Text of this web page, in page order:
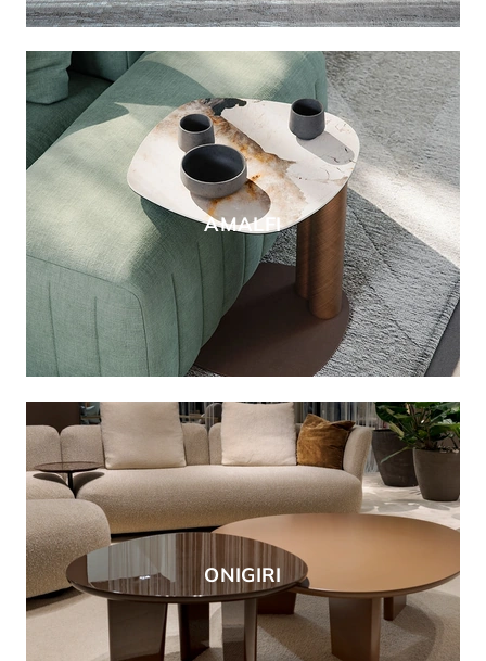
AMALFI
ONIGIRI